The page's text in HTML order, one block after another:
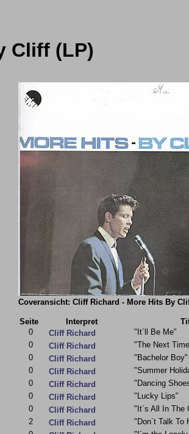
Cliff (LP)
Coveransicht: Cliff Richard - More Hits By
Seite Interpret
0
Cliff Richard
"It´ll Be Me"
0
Cliff Richard
"The Next
0
Cliff Richard
"Bachelor Boy"
0
Cliff Richard
"Summer
0
Cliff Richard
"Dancing
0
Cliff Richard
"Lucky Lips"
0
Cliff Richard
"It´s All In The
2
Cliff Richard
"Don´t Talk To